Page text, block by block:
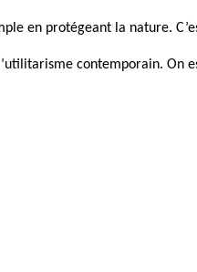
en protégeant la nature.
contemporain. On